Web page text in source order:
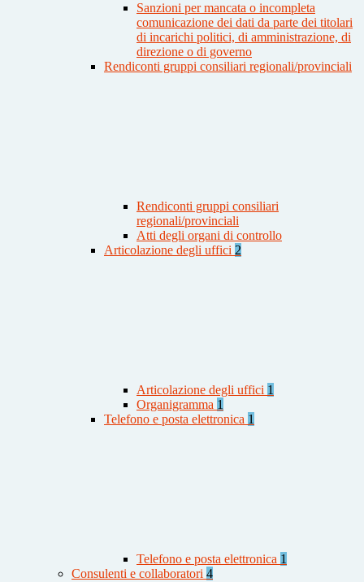
Sanzioni per mancata o incompleta
comunicazione dei dati da parte dei titolari
di incarichi politici, di amministrazione, di
direzione o di governo
Rendiconti gruppi consiliari regionali/provinciali
Rendiconti gruppi consiliari
regionali/provinciali
Atti degli organi di controllo
Articolazione degli uffici 2
Articolazione degli uffici 1
Organigramma 1
Telefono e posta elettronica 1
Telefono e posta elettronica 1
Consulenti e collaboratori 4